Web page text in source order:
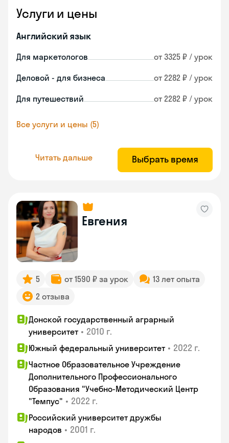
Услуги и цены
Английский язык
Для маркетологов от 3325 ₽ / урок
Деловой - для бизнеса от 2282 ₽ / урок
Для путешествий от 2282 ₽ / урок
Все услуги и цены (5)
Читать дальше Выбрать время
Евгения
5 от 1590 ₽ за урок
13 лет опыта
2 отзыва
Донской государственный аграрный
университет • 2010 г.
Южный федеральный университет • 2022 г.
Частное Образовательное Учреждение
Дополнительного Профессионального
Образования "Учебно-Методический Центр
"Темпус" • 2022 г.
Российский университет дружбы
народов • 2001 г.